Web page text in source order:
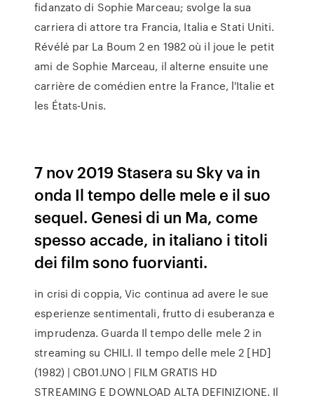
fidanzato di Sophie Marceau; svolge la sua
carriera di attore tra Francia, Italia e Stati Uniti.
Révélé par La Boum 2 en 1982 où il joue le petit
ami de Sophie Marceau, il alterne ensuite une
carrière de comédien entre la France, l'Italie et
les États-Unis.
7 nov 2019 Stasera su Sky va in
onda Il tempo delle mele e il suo
sequel. Genesi di un Ma, come
spesso accade, in italiano i titoli
dei film sono fuorvianti.
in crisi di coppia, Vic continua ad avere le sue
esperienze sentimentali, frutto di esuberanza e
imprudenza. Guarda Il tempo delle mele 2 in
streaming su CHILI. Il tempo delle mele 2 [HD]
(1982) | CB01.UNO | FILM GRATIS HD
STREAMING E DOWNLOAD ALTA DEFINIZIONE. Il